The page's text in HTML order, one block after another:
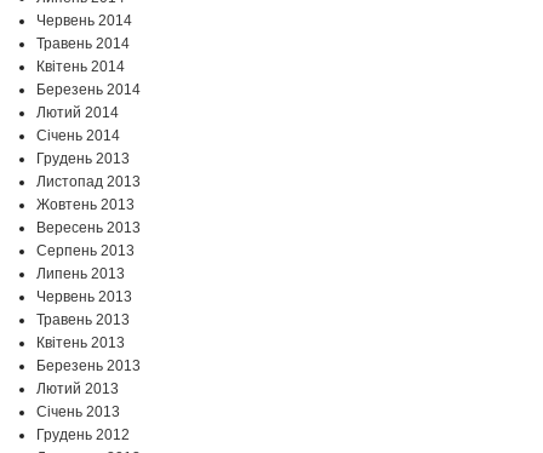
Червень 2014
Травень 2014
Квітень 2014
Березень 2014
Лютий 2014
Січень 2014
Грудень 2013
Листопад 2013
Жовтень 2013
Вересень 2013
Серпень 2013
Липень 2013
Червень 2013
Травень 2013
Квітень 2013
Березень 2013
Лютий 2013
Січень 2013
Грудень 2012